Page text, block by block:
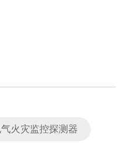
火灾监控探测器